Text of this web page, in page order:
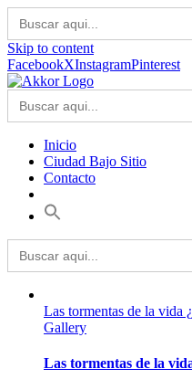
Buscar:
Skip to content
FacebookXInstagramPinterest
Buscar:
Inicio
Ciudad Bajo Sitio
Contacto
Buscar:
Las tormentas de la vida
Gallery
Las tormentas de la